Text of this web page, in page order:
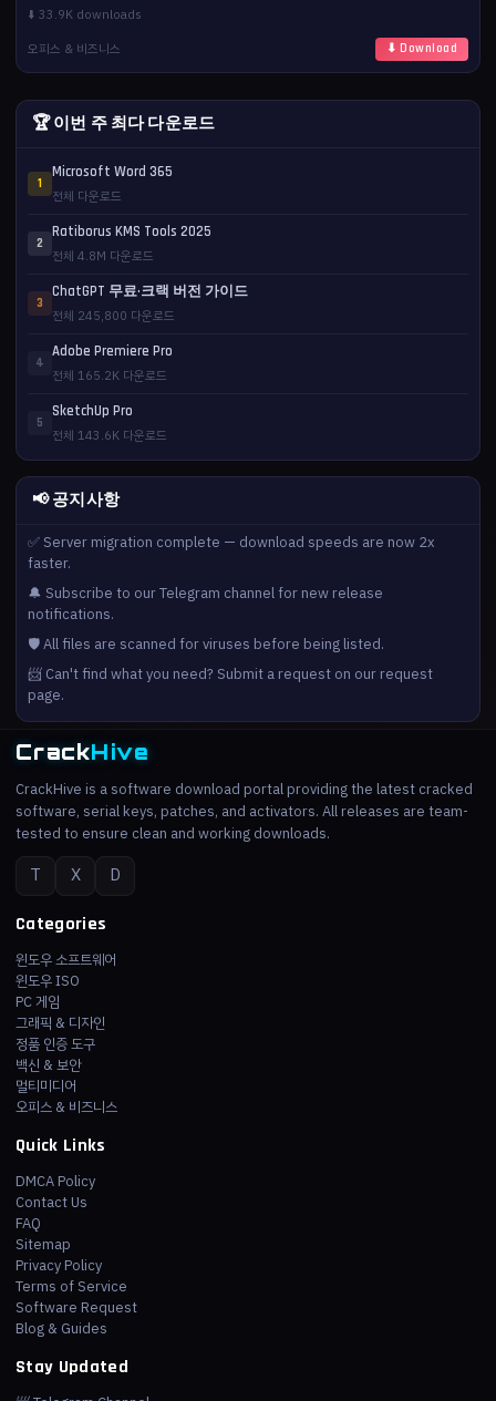
⬇️ 33.9K downloads
오피스 & 비즈니스
⬇ Download
🏆 이번 주 최다 다운로드
1
Microsoft Word 365
전체 다운로드
2
Ratiborus KMS Tools 2025
전체 4.8M 다운로드
3
ChatGPT 무료·크랙 버전 가이드
전체 245,800 다운로드
4
Adobe Premiere Pro
전체 165.2K 다운로드
5
SketchUp Pro
전체 143.6K 다운로드
📢 공지사항
✅ Server migration complete — download speeds are now 2x
faster.
🔔 Subscribe to our Telegram channel for new release
notifications.
🛡️ All files are scanned for viruses before being listed.
📨 Can't find what you need? Submit a request on our request
page.
CrackHive
CrackHive is a software download portal providing the latest cracked
software, serial keys, patches, and activators. All releases are team-
tested to ensure clean and working downloads.
T X D
Categories
윈도우 소프트웨어
윈도우 ISO
PC 게임
그래픽 & 디자인
정품 인증 도구
백신 & 보안
멀티미디어
오피스 & 비즈니스
Quick Links
DMCA Policy
Contact Us
FAQ
Sitemap
Privacy Policy
Terms of Service
Software Request
Blog & Guides
Stay Updated